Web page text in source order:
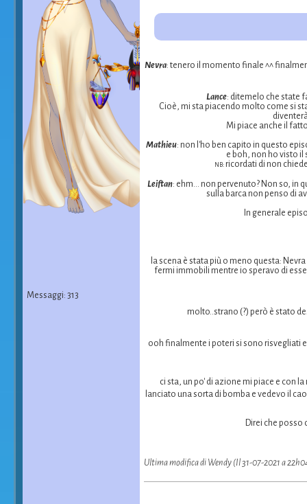
Messaggi: 313
Nevra: tenero il momento finale ^^
Lance: ditemelo che state
Cioè, mi sta piacendo molto come si
Mi piace anche il
Mathieu: non l'ho ben capito in questo
e boh, non ho visto
NB:ricordati di non
Leiftan: ehm... non pervenuto? Non so, in
sulla barca non penso di
In generale
la scena è stata più o meno questa:
fermi immobili mentre io speravo di
molto..strano (?) però è stato
ooh finalmente i poteri si sono risvegliati
ci sta, un po' di azione mi piace e con
lanciato una sorta di bomba e vedevo il
Direi che posso
Ultima modifica di Wendy (Il 31-07-2021 a